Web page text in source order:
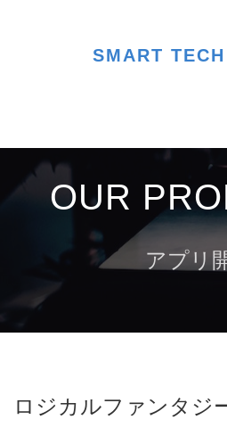
SMART
OUR
アプリ
ロジカルファンタジ